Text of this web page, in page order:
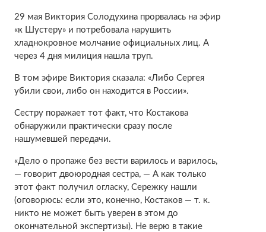
29 мая Виктория Солодухина прорвалась на эфир
«к Шустеру» и потребовала нарушить
хладнокровное молчание официальных лиц. А
через 4 дня милиция нашла труп.
В том эфире Виктория сказала: «Либо Сергея
убили свои, либо он находится в России».
Сестру поражает тот факт, что Костакова
обнаружили практически сразу после
нашумевшей передачи.
«Дело о пропаже без вести варилось и варилось,
— говорит двоюродная сестра, — А как только
этот факт получил огласку, Сережку нашли
(оговорюсь: если это, конечно, Костаков — т. к.
никто не может быть уверен в этом до
окончательной экспертизы). Не верю в такие